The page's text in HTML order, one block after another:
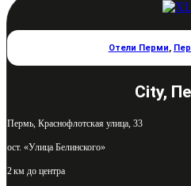
Отели Перми,
City,
Пермь, Краснофлотская улица, 33
ост. «Улица Белинского»
2 км до центра